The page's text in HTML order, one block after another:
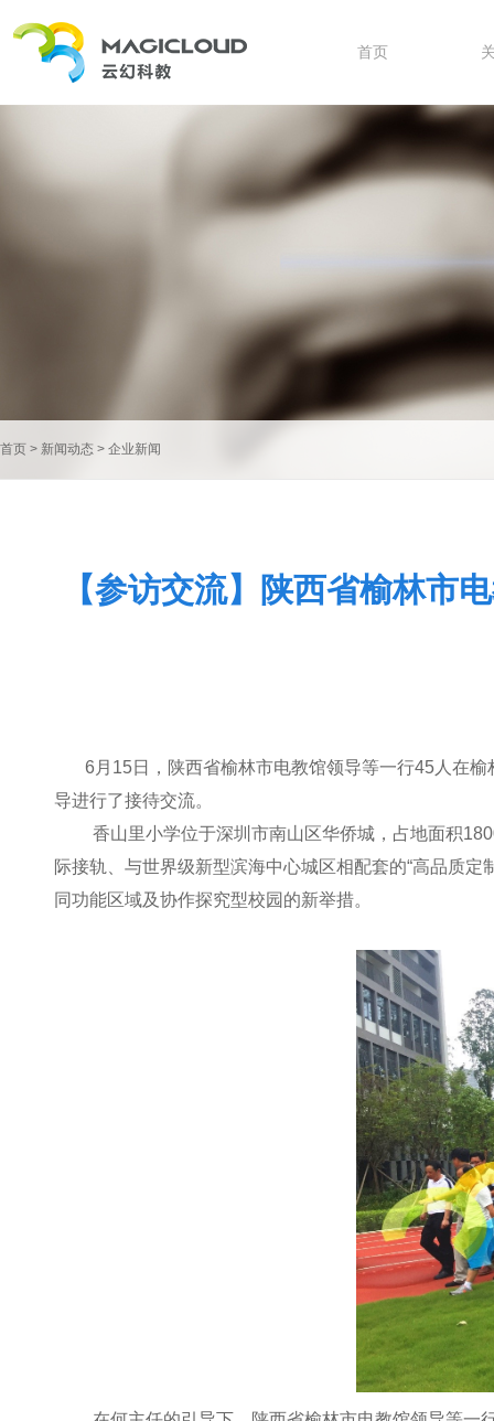
首页
首页 > 新闻动态 > 企业新闻
【参访交流】陕西省榆林市
6 月15日，陕西省榆林市电教馆领导等一行45人在
导进行了接待交流。
香山里小学位于深圳市南山区华侨城，占地面积
际接轨、与世界级新型滨海中心城区相配套的“高品质
同功能区域及协作探究型校园的新举措。